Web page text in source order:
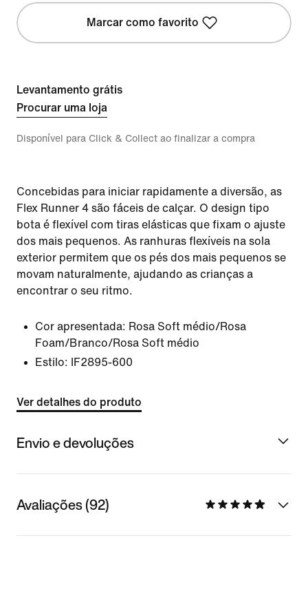
Marcar como favorito
Levantamento grátis
Procurar uma loja
Disponível para Click & Collect ao finalizar a compra
Concebidas para iniciar rapidamente a diversão, as
Flex Runner 4 são fáceis de calçar. O design tipo
bota é flexível com tiras elásticas que fixam o ajuste
dos mais pequenos. As ranhuras flexíveis na sola
exterior permitem que os pés dos mais pequenos se
movam naturalmente, ajudando as crianças a
encontrar o seu ritmo.
Cor apresentada: Rosa Soft médio/Rosa
Foam/Branco/Rosa Soft médio
Estilo:
IF2895-600
Ver detalhes do produto
Envio e devoluções
Avaliações (92)